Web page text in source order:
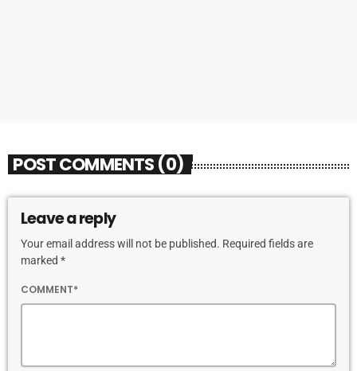
POST COMMENTS (0)
Leave a reply
Your email address will not be published. Required fields are
marked *
COMMENT*